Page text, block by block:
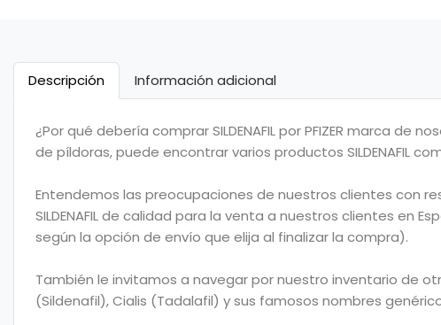
Descripción Información adicional
¿Por qué debería comprar SILDENAFIL por PFIZER marca
de píldoras, puede encontrar varios productos SILDENAFIL
Entendemos las preocupaciones de nuestros clientes con
SILDENAFIL de calidad para la venta a nuestros clientes en
según la opción de envío que elija al finalizar la compra).
También le invitamos a navegar por nuestro inventario de
(Sildenafil), Cialis (Tadalafil) y sus famosos nombres